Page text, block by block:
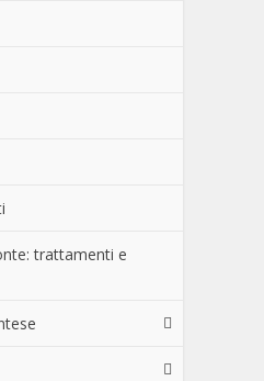
trattamenti e